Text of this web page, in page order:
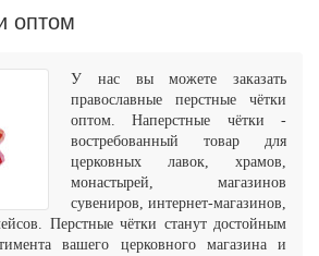
оптом
У нас вы можете заказать
православные перстные чётки
оптом. Наперстные чётки -
востребованный товар для
церковных лавок, храмов,
монастырей, магазинов
сувениров, интернет-магазинов,
Перстные чётки станут достойным
вашего церковного магазина и